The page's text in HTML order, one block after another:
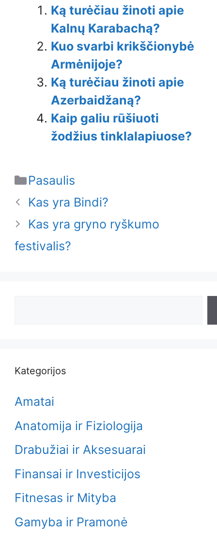
Ką turėčiau žinoti apie
Kalnų Karabachą?
Kuo svarbi krikščionybė
Armėnijoje?
Ką turėčiau žinoti apie
Azerbaidžaną?
Kaip galiu rūšiuoti
žodžius tinklalapiuose?
Categories
Pasaulis
Kas yra Bindi?
Kas yra gryno ryškumo
festivalis?
Kategorijos
Amatai
Anatomija ir Fiziologija
Drabužiai ir Aksesuarai
Finansai ir Investicijos
Fitnesas ir Mityba
Gamyba ir Pramonė